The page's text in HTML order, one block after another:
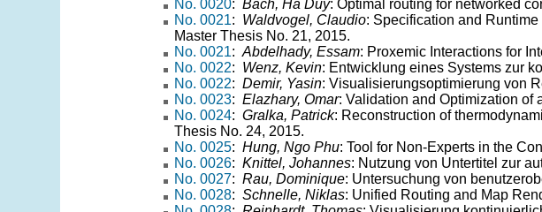
No. 0020: Bach, Ha Duy: Optimal routing for networked
No. 0021: Waldvogel, Claudio: Specification and
Master Thesis No. 21, 2015.
No. 0021: Abdelhady, Essam: Proxemic Interactions for
No. 0022: Wenz, Kevin: Entwicklung eines Systems zur
No. 0022: Demir, Yasin: Visualisierungsoptimierung von
No. 0023: Elazhary, Omar: Validation and Optimization of
No. 0024: Gralka, Patrick: Reconstruction of
Thesis No. 24, 2015.
No. 0025: Hung, Ngo Phu: Tool for Non-Experts in the
No. 0026: Knittel, Johannes: Nutzung von Untertitel zur
No. 0027: Rau, Dominique: Untersuchung von
No. 0028: Schnelle, Niklas: Unified Routing and Map